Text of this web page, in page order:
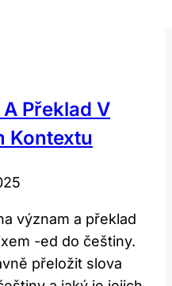
Překlad V
Kontextu
význam a překlad
-ed do češtiny.
přeložit slova